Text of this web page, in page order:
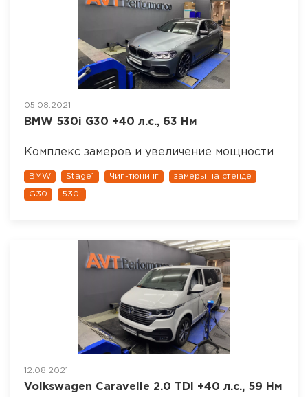
05.08.2021
BMW 530i G30 +40 л.с., 63 Нм
Комплекс замеров и увеличение мощности
BMW Stage1 Чип-тюнинг замеры на стенде
G30 530i
12.08.2021
Volkswagen Caravelle 2.0 TDI +40 л.с., 59 Нм